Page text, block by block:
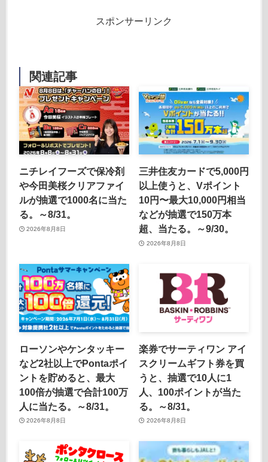
スポンサーリンク
関連記事
ニチレイフーズで保冷剤
や今田美桜クリアファイ
ルが抽選で1000名に当た
る。～8/31。
2026年8月8日
三井住友カードで5,000円
以上使うと、Vポイント
10円〜最大10,000円相当
などが抽選で150万本
超、当たる。～9/30。
2026年8月8日
ローソンやケンタッキー
など2社以上でPontaポイ
ントを貯めると、最大
100倍が抽選で合計100万
人に当たる。～8/31。
2026年8月8日
楽券でサーティワン アイ
スクリームギフト券を買
うと、抽選で10人に1
人、100ポイントが当た
る。～8/31。
2026年8月8日